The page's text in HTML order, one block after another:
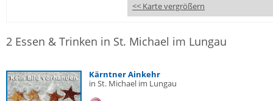
<< Karte vergrößern
2 Essen & Trinken in St. Michael im Lungau
Kärntner Ainkehr
in St. Michael im Lungau